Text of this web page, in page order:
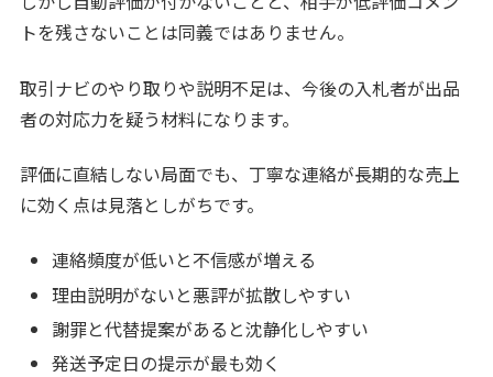
トを残さないことは同義ではありません。
取引ナビのやり取りや説明不足は、今後の入札者が出品
者の対応力を疑う材料になります。
評価に直結しない局面でも、丁寧な連絡が長期的な売上
に効く点は見落としがちです。
連絡頻度が低いと不信感が増える
理由説明がないと悪評が拡散しやすい
謝罪と代替提案があると沈静化しやすい
発送予定日の提示が最も効く